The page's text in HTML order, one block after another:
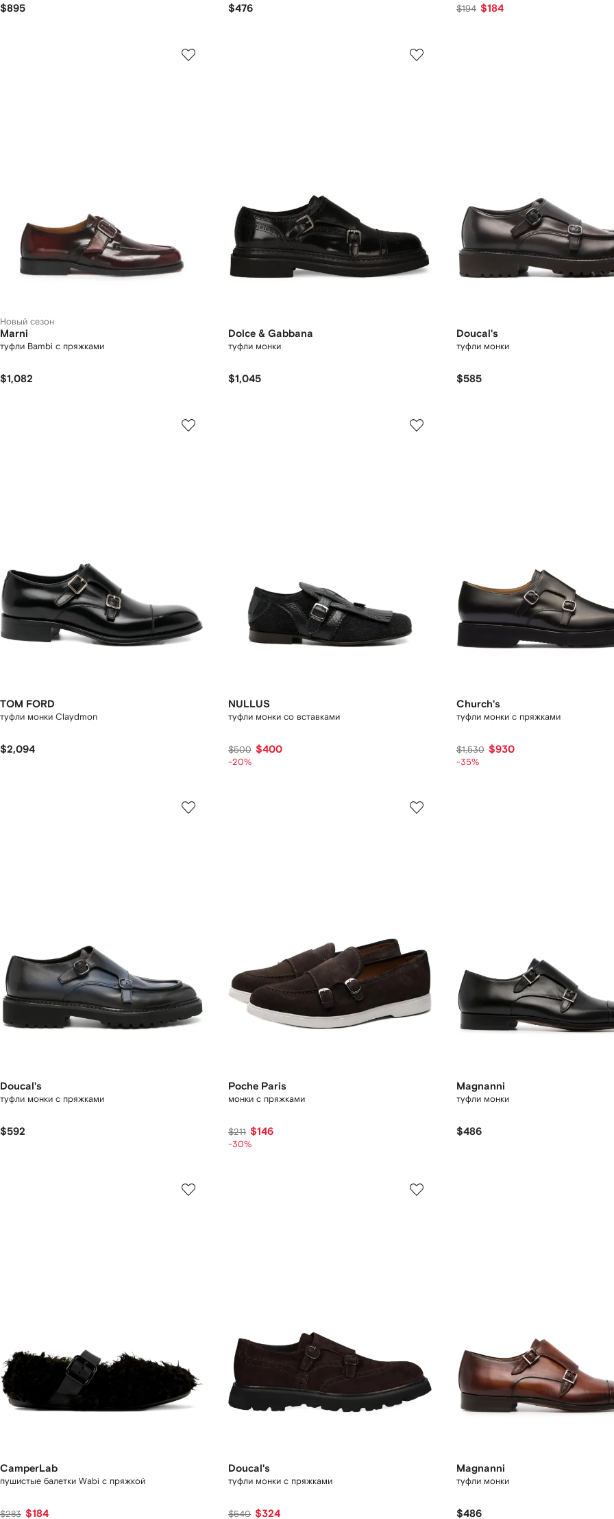
$895 $476 $194 $184
Новый сезон
Marni
туфли Bambi с пряжками
$1,082
Dolce & Gabbana
туфли монки
$1,045
Doucal's
туфли монки
$585
TOM FORD
туфли монки Claydmon
$2,094
NULLUS
туфли монки со вставками
$500 $400
-20%
Church's
туфли монки с пряжками
$1,530 $930
-35%
Doucal's
туфли монки с пряжками
$592
Poche Paris
монки с пряжками
$211 $146
-30%
Magnanni
туфли монки
$486
CamperLab
пушистые балетки Wabi с пряжкой
$283 $184
Doucal's
туфли монки с пряжками
$540 $324
Magnanni
туфли монки
$486